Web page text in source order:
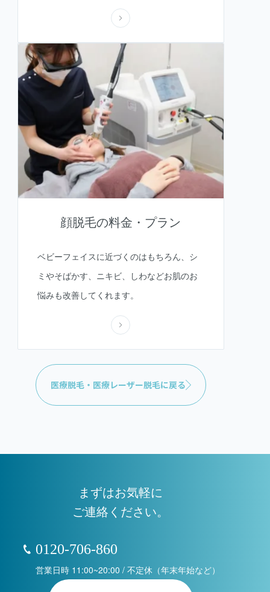
顔脱毛の料金・プラン
ベビーフェイスに近づくのはもちろん、シ
ミやそばかす、ニキビ、しわなどお肌のお
悩みも改善してくれます。
医療脱毛・医療レーザー脱毛に戻る
まずはお気軽に
ご連絡ください。
0120-706-860
営業日時 11:00~20:00 / 不定休（年末年始など）